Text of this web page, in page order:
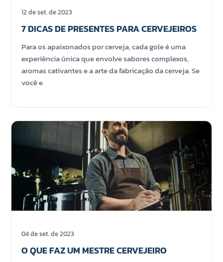
12 de set. de 2023
7 DICAS DE PRESENTES PARA CERVEJEIROS
Para os apaixonados por cerveja, cada gole é uma
experiência única que envolve sabores complexos,
aromas cativantes e a arte da fabricação da cerveja. Se
você e
04 de set. de 2023
O QUE FAZ UM MESTRE CERVEJEIRO